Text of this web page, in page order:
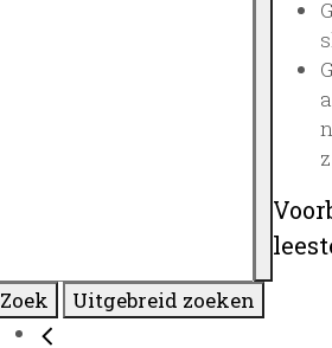
Zoek Uitgebreid zoeken